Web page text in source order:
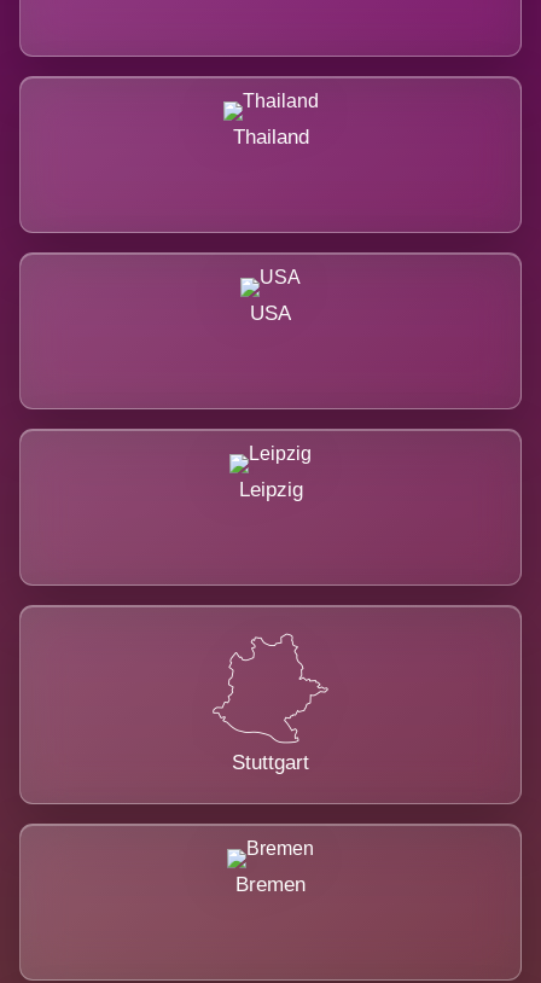
Thailand
USA
Leipzig
Stuttgart
Bremen